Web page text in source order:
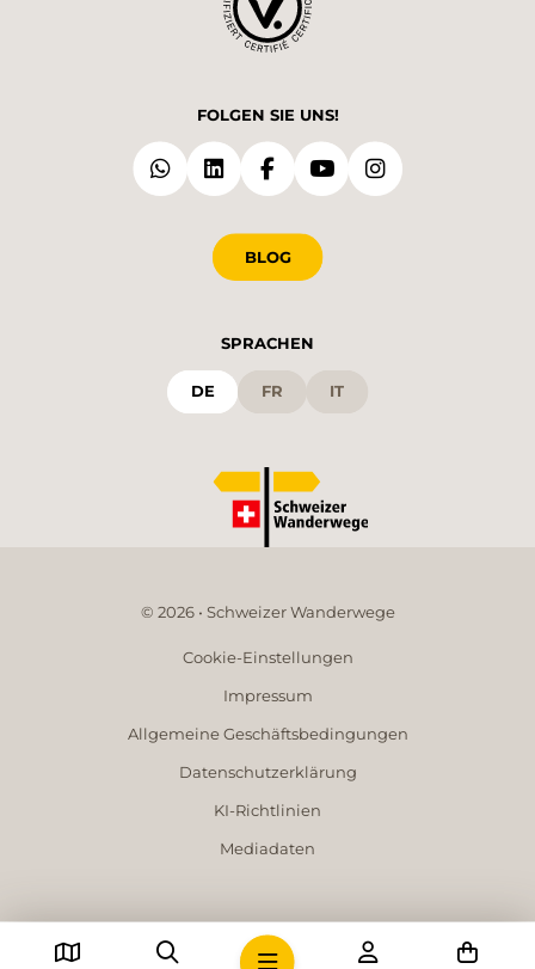
FOLGEN SIE UNS!
BLOG
SPRACHEN
DE FR IT
© 2026 • Schweizer Wanderwege
Cookie-Einstellungen
Impressum
Allgemeine Geschäftsbedingungen
Datenschutzerklärung
KI-Richtlinien
Mediadaten